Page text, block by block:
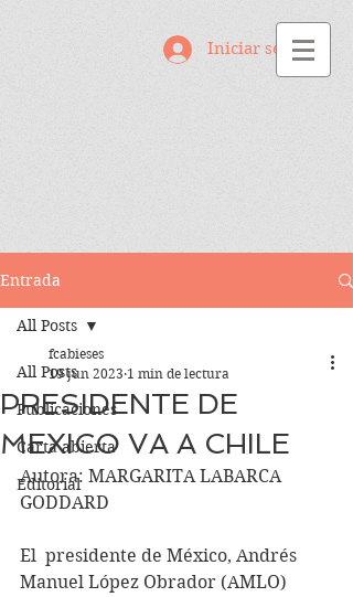
Iniciar sesión
Entrada
All Posts
Publicaciones
Carta abierta
Editorial
All Posts
PRESIDENTE DE
MEXICO VA A CHILE
fcabieses
19 jun 2023 1 min de lectura
Autora: MARGARITA LABARCA
GODDARD
El  presidente de México, Andrés
Manuel López Obrador (AMLO)